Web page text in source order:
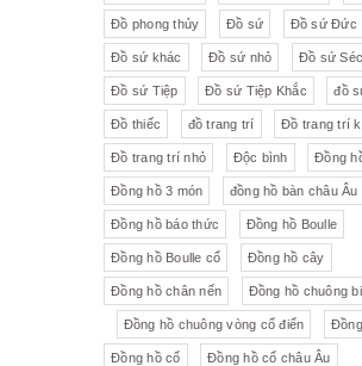
Đồ phong thủy Đồ sứ Đồ sứ Đức
Đồ sứ khác Đồ sứ nhỏ Đồ sứ Séc
Đồ sứ Tiệp Đồ sứ Tiệp Khắc đồ
Đồ thiếc đồ trang trí Đồ trang trí
Đồ trang trí nhỏ Độc bình Đồng
Đồng hồ 3 món đồng hồ bàn châu Âu
Đồng hồ báo thức Đồng hồ Boulle
Đồng hồ Boulle cổ Đồng hồ cây
Đồng hồ chân nến Đồng hồ chuông
Đồng hồ chuông vòng cổ điển
Đồng hồ cổ Đồng hồ cổ châu Âu